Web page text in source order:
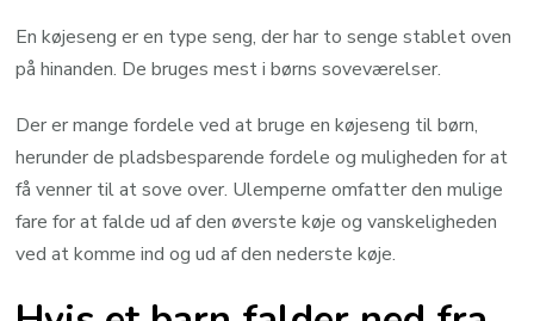
En køjeseng er en type seng, der har to senge stablet oven
på hinanden. De bruges mest i børns soveværelser.
Der er mange fordele ved at bruge en køjeseng til børn,
herunder de pladsbesparende fordele og muligheden for at
få venner til at sove over. Ulemperne omfatter den mulige
fare for at falde ud af den øverste køje og vanskeligheden
ved at komme ind og ud af den nederste køje.